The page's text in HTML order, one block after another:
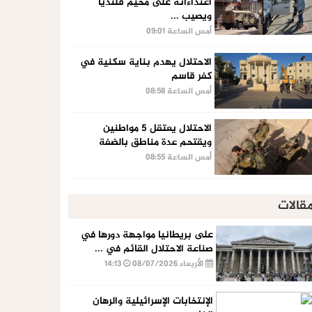
ويصيب ...
أمس الساعة 09:01
الاحتلال يهدم بناية سكنية في
كفر قاسم
أمس الساعة 08:58
الاحتلال يعتقل 5 مواطنين
ويقتحم عدة مناطق بالضفة
أمس الساعة 08:55
على بريطانيا مواجهة دورها في
صناعة الاحتلال القائم في ...
الأربعاء 08/07/2026
الإنتخابات الإسرائيلية والرهان